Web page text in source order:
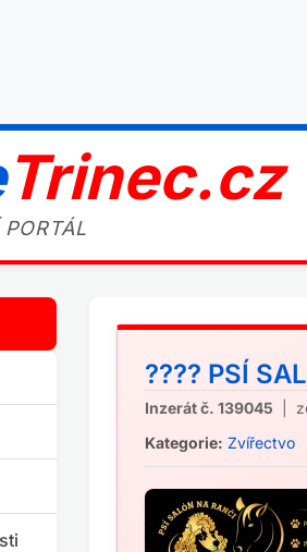
Trinec.cz
???? PSÍ
Inzerát č. 139045 |
Kategorie: Zvířectvo